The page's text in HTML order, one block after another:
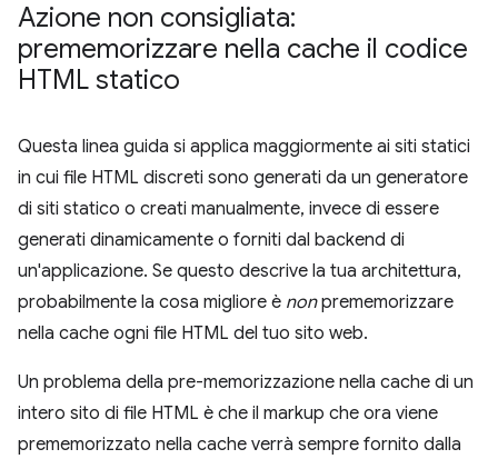
Azione non consigliata:
prememorizzare nella cache il codice
HTML statico
Questa linea guida si applica maggiormente ai siti statici
in cui file HTML discreti sono generati da un generatore
di siti statico o creati manualmente, invece di essere
generati dinamicamente o forniti dal backend di
un'applicazione. Se questo descrive la tua architettura,
probabilmente la cosa migliore è nonprememorizzare
nella cache ogni file HTML del tuo sito web.
Un problema della pre-memorizzazione nella cache di un
intero sito di file HTML è che il markup che ora viene
prememorizzato nella cache verrà sempre fornito dalla